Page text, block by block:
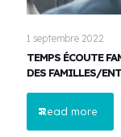
1 septembre 2022
TEMPS ÉCOUTE
DES FAMILLES/
Read more